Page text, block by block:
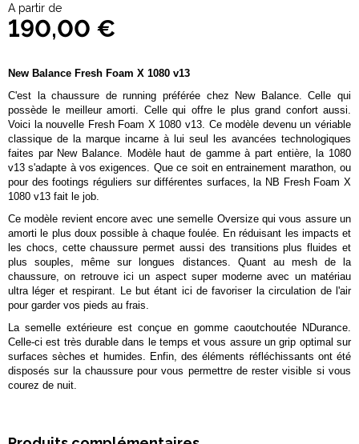
A partir de
190,00 €
New Balance Fresh Foam X 1080 v13
C'est la chaussure de running préférée chez New Balance. Celle qui
possède le meilleur amorti. Celle qui offre le plus grand confort aussi.
Voici la nouvelle Fresh Foam X 1080 v13. Ce modèle devenu un vériable
classique de la marque incarne à lui seul les avancées technologiques
faites par New Balance. Modèle haut de gamme à part entière, la 1080
v13 s'adapte à vos exigences. Que ce soit en entrainement marathon, ou
pour des footings réguliers sur différentes surfaces, la NB Fresh Foam X
1080 v13 fait le job.
Ce modèle revient encore avec une semelle Oversize qui vous assure un
amorti le plus doux possible à chaque foulée. En réduisant les impacts et
les chocs, cette chaussure permet aussi des transitions plus fluides et
plus souples, même sur longues distances. Quant au mesh de la
chaussure, on retrouve ici un aspect super moderne avec un matériau
ultra léger et respirant. Le but étant ici de favoriser la circulation de l'air
pour garder vos pieds au frais.
La semelle extérieure est conçue en gomme caoutchoutée NDurance.
Celle-ci est très durable dans le temps et vous assure un grip optimal sur
surfaces sèches et humides. Enfin, des éléments réfléchissants ont été
disposés sur la chaussure pour vous permettre de rester visible si vous
courez de nuit.